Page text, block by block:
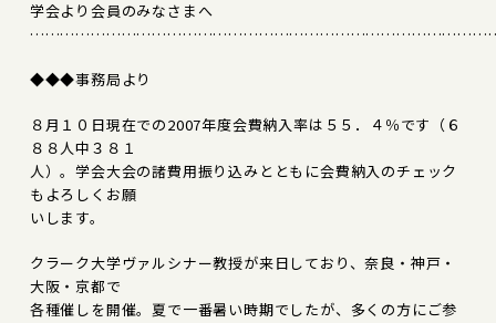
学会より会員のみなさまへ
◆◆◆事務局より
８月１０日現在での2007年度会費納入率は５５．４％です（６
８８人中３８１
人）。学会大会の諸費用振り込みとともに会費納入のチェック
もよろしくお願
いします。
クラーク大学ヴァルシナー教授が来日しており、奈良・神戸・
大阪・京都で
各種催しを開催。夏で一番暑い時期でしたが、多くの方にご参